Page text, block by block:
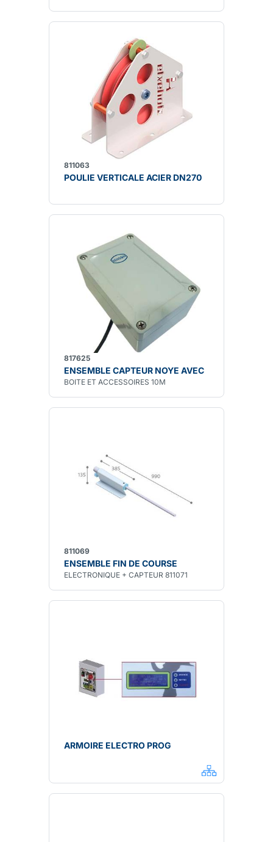
811063
POULIE VERTICALE ACIER DN270
817625
ENSEMBLE CAPTEUR NOYE AVEC
BOITE ET ACCESSOIRES 10M
811069
ENSEMBLE FIN DE COURSE
ELECTRONIQUE + CAPTEUR 811071
ARMOIRE ELECTRO PROG